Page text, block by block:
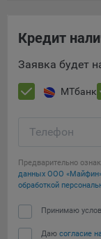
Кредит
Заявка будет
МТбанк
Телефон
Предварительно
данных ООО
обработкой
Принимаю
Даю согласие